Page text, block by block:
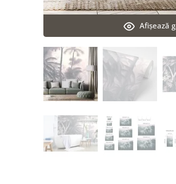
Afişează